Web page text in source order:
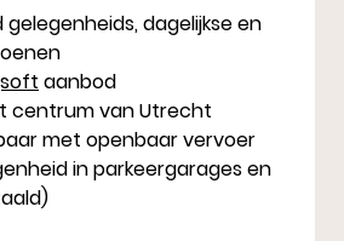
gelegenheids, dagelijkse en
aanbod
centrum van Utrecht
met openbaar vervoer
in parkeergarages en